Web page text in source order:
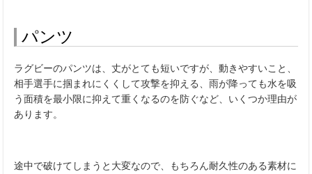
パンツ
ラグビーのパンツは、丈がとても短いですが、動きやすいこと、
相手選手に掴まれにくくして攻撃を抑える、雨が降っても水を吸
う面積を最小限に抑えて重くなるのを防ぐなど、いくつか理由が
あります。
途中で破けてしまうと大変なので、もちろん耐久性のある素材に